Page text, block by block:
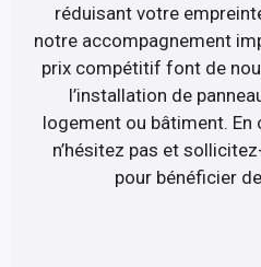
réduisant votre
notre accompagnement
prix compétitif font de
l’installation de
logement ou bâtiment.
n’hésitez pas et
pour bénéficier